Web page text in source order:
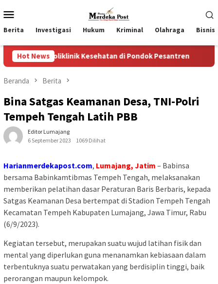
ke
kontenMobile
Berita Investigasi Hukum Kriminal Olahraga Bisnis
Hot News
Kesehatan di Pondok Pesantren Wakil Ketua II
Beranda Berita
Bina Satgas Keamanan Desa, TNI-Polri
Tempeh Tengah Latih PBB
Editor Lumajang
6 September 2023
1069 Dilihat
Harianmerdekapost.com, Lumajang, Jatim – Babinsa
bersama Babinkamtibmas Tempeh Tengah, melaksanakan
memberikan pelatihan dasar Peraturan Baris Berbaris, kepada
Satgas Keamanan Desa bertempat di Stadion Tempeh Tengah
Kecamatan Tempeh Kabupaten Lumajang, Jawa Timur, Rabu
(6/9/2023).
Kegiatan tersebut, merupakan suatu wujud latihan fisik dan
mental yang diperlukan guna menanamkan kebiasaan dalam
terbentuknya suatu perwatakan yang berdisiplin tinggi, baik
perorangan maupun kelompok.